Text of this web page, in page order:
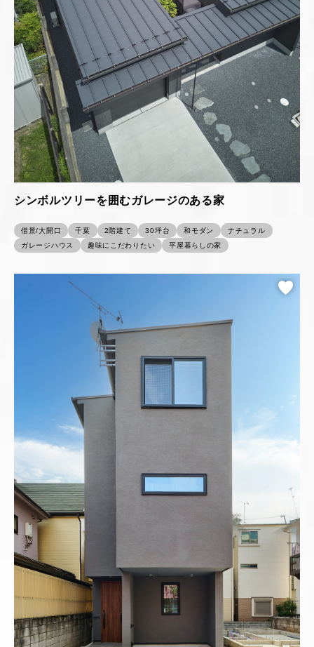
シンボルツリーを囲むガレージのある家
借景/大開口 千葉 2階建て 30坪台 和モダン
ナチュラル
ガレージハウス
趣味にこだわりたい 平屋暮らしの家